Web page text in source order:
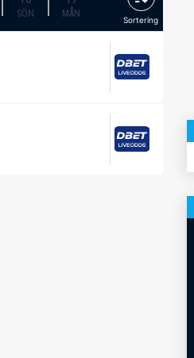
SÖN MÅN
Sortering